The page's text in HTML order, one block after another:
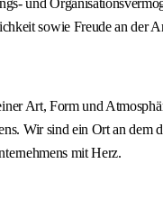
und
sowie Freude an der
Art, Form und
Wir sind ein Ort an
mit Herz.